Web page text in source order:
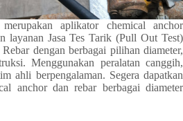
aplikator chemical anchor
layanan Jasa Tes Tarik (Pull Out Test)
dengan berbagai pilihan diameter,
Menggunakan peralatan canggih,
ahli berpengalaman. Segera dapatkan
anchor dan rebar berbagai diameter